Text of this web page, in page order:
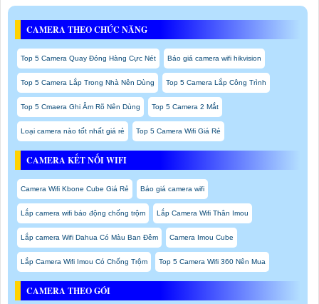
CAMERA THEO CHỨC NĂNG
Top 5 Camera Quay Đóng Hàng Cực Nét Báo giá camera wifi hikvision
Top 5 Camera Lắp Trong Nhà Nên Dùng Top 5 Camera Lắp Công Trình
Top 5 Cmaera Ghi Âm Rõ Nên Dùng Top 5 Camera 2 Mắt
Loại camera nào tốt nhất giá rẻ Top 5 Camera Wifi Giá Rẻ
CAMERA KẾT NỐI WIFI
Camera Wifi Kbone Cube Giá Rẻ Báo giá camera wifi
Lắp camera wifi báo động chống trộm Lắp Camera Wifi Thân Imou
Lắp camera Wifi Dahua Có Màu Ban Đêm Camera Imou Cube
Lắp Camera Wifi Imou Có Chống Trộm Top 5 Camera Wifi 360 Nên Mua
CAMERA THEO GÓI